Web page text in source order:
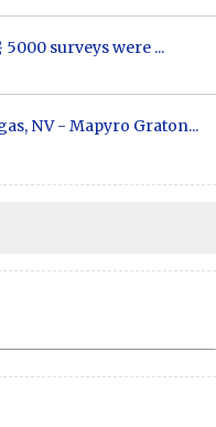
surveys were ...
NV - Mapyro Graton...